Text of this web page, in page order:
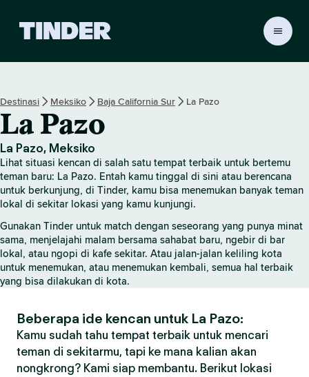
d
n
d
e
r
Destinasi Meksiko Baja California Sur La Pazo
La Pazo
La Pazo, Meksiko
Lihat situasi kencan di salah satu tempat terbaik untuk bertemu
teman baru: La Pazo. Entah kamu tinggal di sini atau berencana
untuk berkunjung, di Tinder, kamu bisa menemukan banyak teman
lokal di sekitar lokasi yang kamu kunjungi.
Gunakan Tinder untuk match dengan seseorang yang punya minat
sama, menjelajahi malam bersama sahabat baru, ngebir di bar
lokal, atau ngopi di kafe sekitar. Atau jalan-jalan keliling kota
untuk menemukan, atau menemukan kembali, semua hal terbaik
yang bisa dilakukan di kota.
Beberapa ide kencan untuk La Pazo:
Kamu sudah tahu tempat terbaik untuk mencari
teman di sekitarmu, tapi ke mana kalian akan
nongkrong? Kami siap membantu. Berikut lokasi